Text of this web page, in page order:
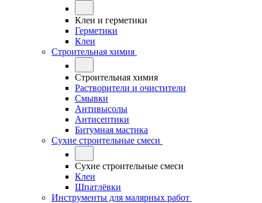
Клеи и герметики
Герметики
Клеи
Строительная химия
Строительная химия
Растворители и очистители
Смывки
Антивысолы
Антисептики
Битумная мастика
Сухие строительные смеси
Сухие строительные смеси
Клеи
Шпатлёвки
Инструменты для малярных работ